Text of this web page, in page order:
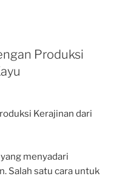
Produksi
Kerajinan dari
menyadari
Salah satu cara untuk